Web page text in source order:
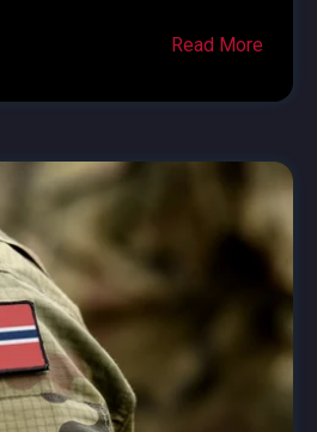
Read More